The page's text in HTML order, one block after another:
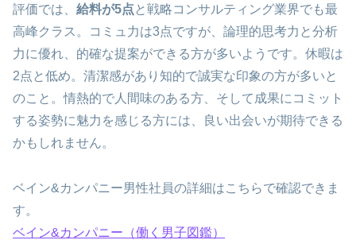
評価では、 給料が5点 と戦略コンサルティング業界でも最
高峰クラス。コミュ力は3点ですが、論理的思考力と分析
力に優れ、的確な提案ができる方が多いようです。休暇は
2点と低め。清潔感があり知的で誠実な印象の方が多いと
のこと。情熱的で人間味のある方、そして成果にコミット
する姿勢に魅力を感じる方には、良い出会いが期待できる
かもしれません。
ベイン&カンパニー男性社員の詳細はこちらで確認できま
す。
ベイン&カンパニー（働く男子図鑑）